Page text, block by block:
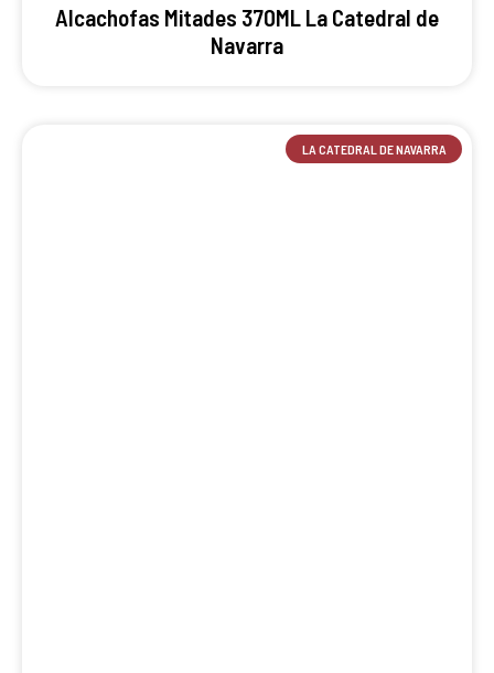
Alcachofas Mitades 370ML La Catedral de
Navarra
LA CATEDRAL DE NAVARRA